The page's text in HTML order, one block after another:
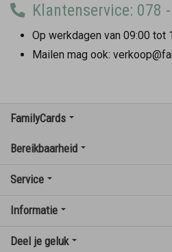
Klantenservice: 078
Op werkdagen van 09:00 tot
Mailen mag ook:
FamilyCards
Bereikbaarheid
Service
Informatie
Deel je geluk